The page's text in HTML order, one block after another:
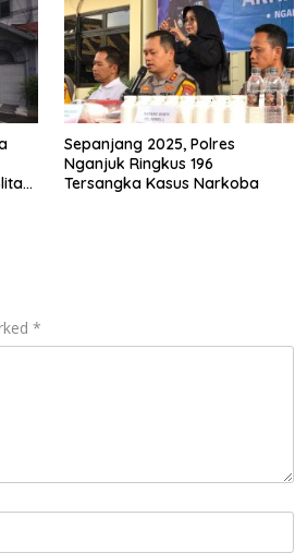
Sepanjang 2025, Polres
Nganjuk Ringkus 196
Tersangka Kasus Narkoba
*